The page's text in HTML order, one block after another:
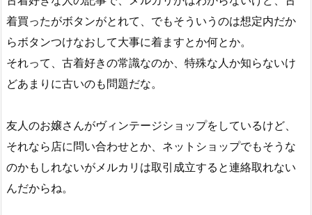
着買ったがボタンがとれて、でもそういうのは想定内だか
らボタンつけなおして大事に着ますとか何とか。
それって、古着好きの常識なのか、特殊な人か知らないけ
どあまりに古いのも問題だな。
友人のお嬢さんがヴィンテージショップをしているけど、
それなら店に問い合わせとか、ネットショップでもそうな
のかもしれないがメルカリは取引成立すると連絡取れない
んだからね。